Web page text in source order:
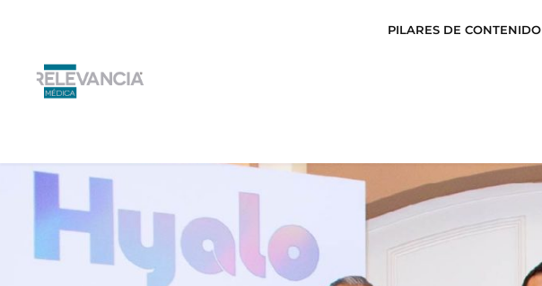
contenido
PILARES DE CONTENIDO